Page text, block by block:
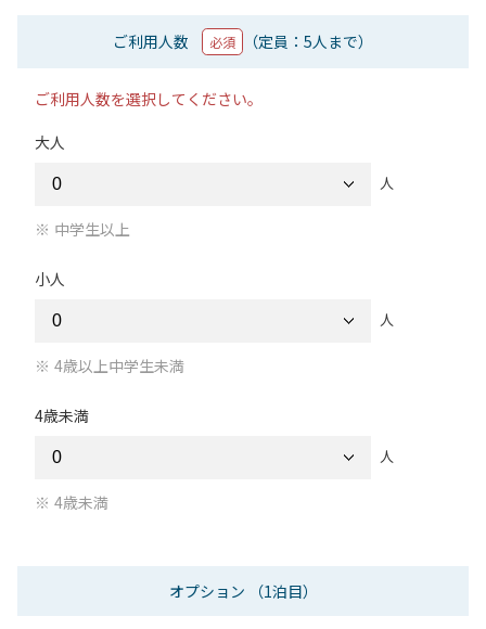
ご利用人数 必須 （定員：5人まで）
ご利用人数を選択してください。
大人
人
中学生以上
小人
人
4歳以上中学生未満
4歳未満
人
4歳未満
オプション （1泊目）